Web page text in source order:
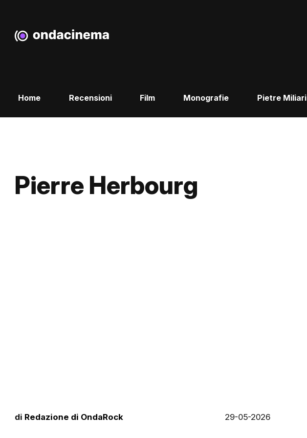
Home Recensioni Film Monografie Pietre Miliari
Pierre Herbourg
di Redazione di OndaRock 29-05-2026